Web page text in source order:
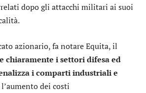
dopo gli attacchi militari ai suoi
azionario, fa notareEquita, il
chiaramente i settori difesa ed
i comparti industriali e
l’aumento dei costi